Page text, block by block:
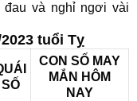
đau và nghỉ ngơi vài
tuổi Tỵ
SỐ
CON SỐ MAY
MẮN HÔM
NAY